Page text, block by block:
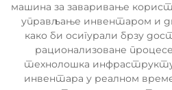
машина за заваривање
управљање инвентаром и
како би осигурали брзу
рационализоване
технолошка
инвентара у реалном